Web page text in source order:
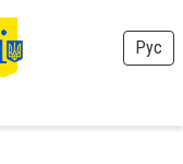
Рус